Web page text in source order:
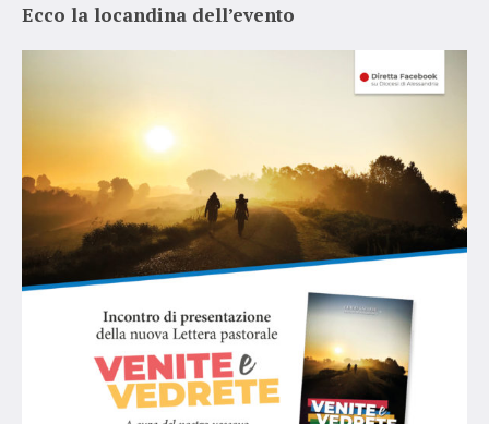
Ecco la locandina dell’evento